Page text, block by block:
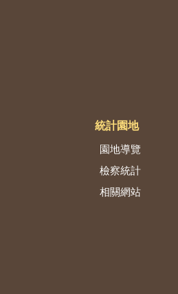
統計園地
園地導覽
檢察統計
相關網站